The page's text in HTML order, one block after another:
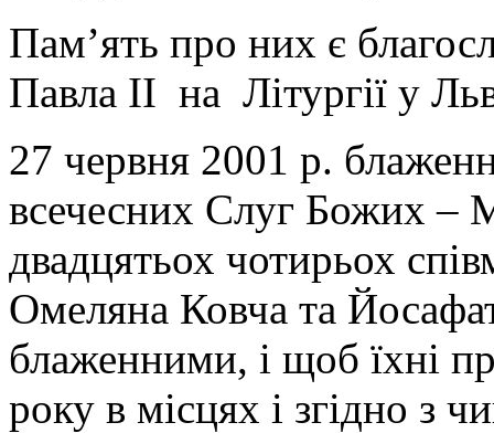
Пам’ять про них є
Павла ІІ на Літургії у
27 червня 2001 р.
всечесних Слуг Божих –
двадцятьох чотирьох
Омеляна Ковча та
блаженними, і щоб їхні
року в місцях і згідно з